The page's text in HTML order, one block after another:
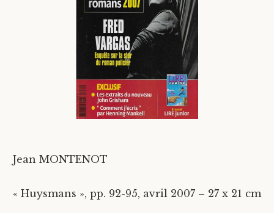
Langues étrangères
Jean MONTENOT
« Huysmans », pp. 92-95, avril 2007 – 27 x 21 cm